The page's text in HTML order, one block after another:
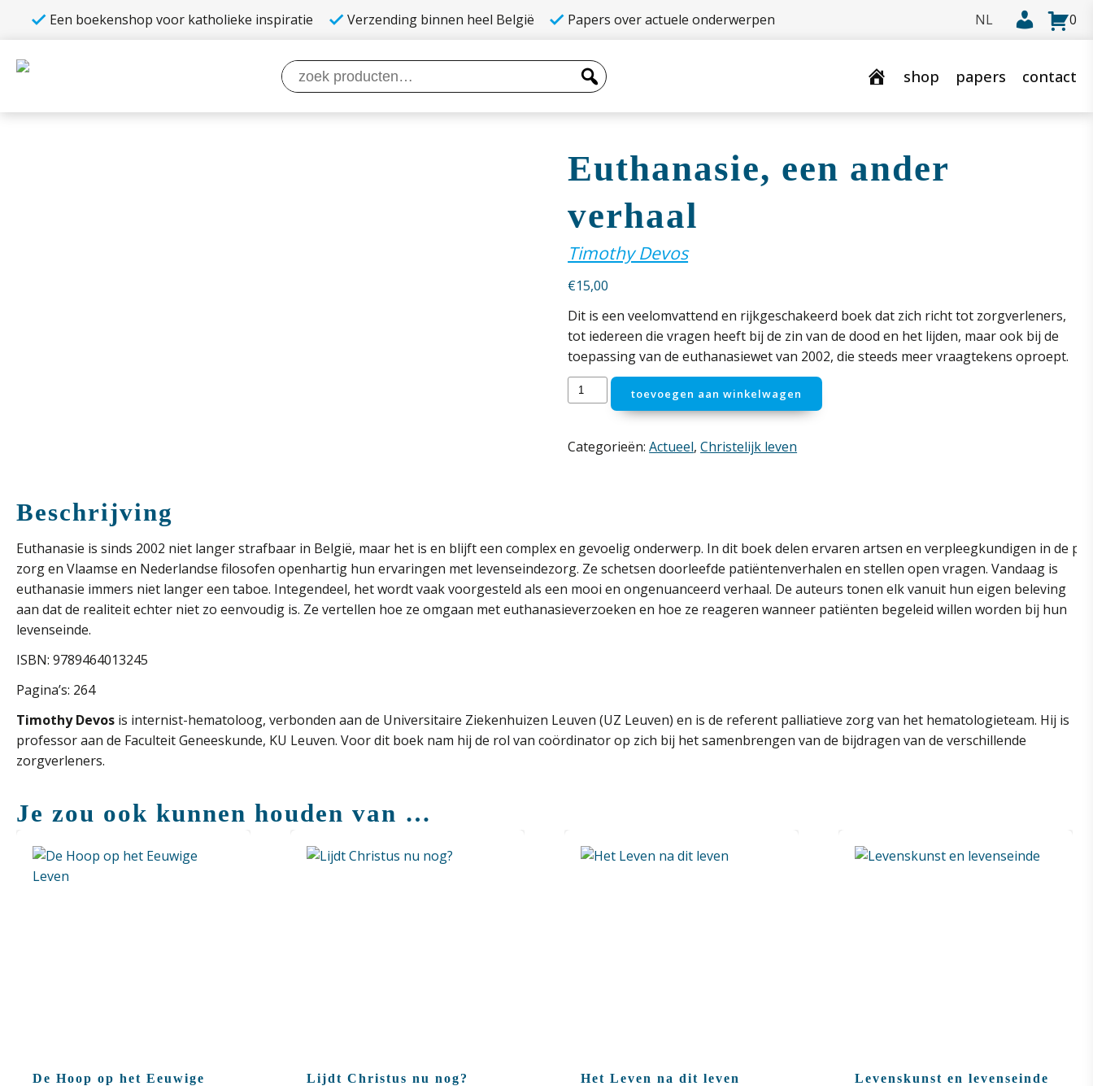
Een boekenshop voor katholieke inspiratie Verzending binnen heel België Papers over actuele onderwerpen 0
Zoeken
naar:
shop papers contact
Euthanasie, een ander
verhaal
Timothy Devos
€15,00
Dit is een veelomvattend en rijkgeschakeerd boek dat zich richt tot zorgverleners,
tot iedereen die vragen heeft bij de zin van de dood en het lijden, maar ook bij de
toepassing van de euthanasiewet van 2002, die steeds meer vraagtekens oproept.
Euthanasie,
een
verhaal
toevoegen aan winkelwagen
Categorieën:Actueel,Christelijk leven
Beschrijving
Euthanasie is sinds 2002 niet langerstrafbaar in België, maar het is en blijfteen complexen gevoeligonderwerp. In dit boekdelen ervaren artsen en verpleegkundigen in de
zorg en Vlaamse en Nederlandse filosofen openhartig hun ervaringen met levenseindezorg. Ze schetsen doorleefde patiëntenverhalen en stellen open vragen. Vandaag is
euthanasie immers niet langer een taboe. Integendeel, het wordt vaak voorgesteld als een mooi en ongenuanceerd verhaal. De auteurs tonen elk vanuit hun eigen beleving
aan dat de realiteit echter niet zo eenvoudig is. Ze vertellen hoe ze omgaan met euthanasieverzoeken en hoe ze reageren wanneer patiënten begeleid willen worden bij hun
levenseinde.
ISBN: 9789464013245
Pagina’s: 264
Timothy Devos is internist-hematoloog, verbonden aan de Universitaire Ziekenhuizen Leuven (UZ Leuven) en is de referent palliatieve zorg van het hematologieteam. Hij is
professor aan de Faculteit Geneeskunde, KU Leuven. Voor dit boek nam hij de rol van coördinator op zich bij het samenbrengen van de bijdragen van de verschillende
zorgverleners.
Je zou ook kunnen houden van …
De Hoop op het Eeuwige
Lijdt Christus nu nog? Het Leven na dit leven Levenskunst en levenseinde